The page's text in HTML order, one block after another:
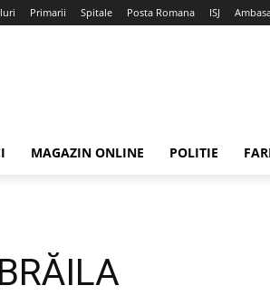
Primarii Spitale Posta Romana ISJ
MAGAZIN ONLINE POLITIE